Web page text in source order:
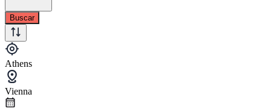
Buscar
Athens
Vienna